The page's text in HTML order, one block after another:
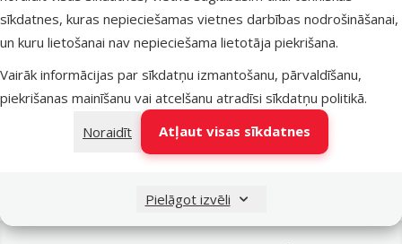
sīkdatnes, kuras nepieciešamas vietnes darbības nodrošināšanai,
un kuru lietošanai nav nepieciešama lietotāja piekrišana.
Vairāk informācijas par sīkdatņu izmantošanu, pārvaldīšanu,
piekrišanas mainīšanu vai atcelšanu atradīsi sīkdatņu politikā.
Noraidīt
Atļaut visas sīkdatnes
Pielāgot izvēli
Litter Tray, 36
x 30 x 21 cm
Cena
3,99 €
Pievienot grozam